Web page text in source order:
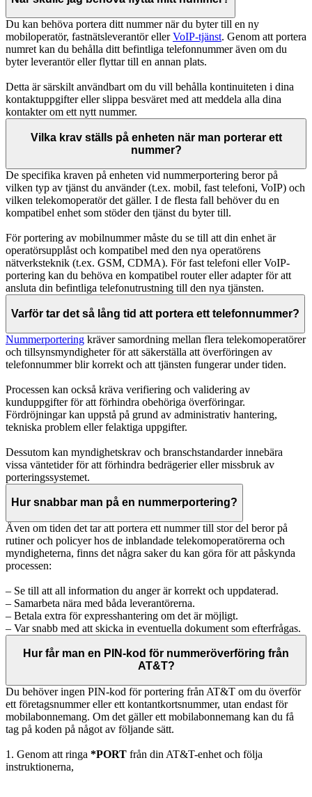
Du kan behöva portera ditt nummer när du byter till en ny
mobiloperatör, fastnätsleverantör ellerVoIP-tjänst. Genom att portera
numret kan du behålla ditt befintliga telefonnummer även om du
byter leverantör eller flyttar till en annan plats.
Detta är särskilt användbart om du vill behålla kontinuiteten i dina
kontaktuppgifter eller slippa besväret med att meddela alla dina
kontakter om ett nytt nummer.
Vilka krav ställs på enheten när man porterar ett
nummer?
De specifika kraven på enheten vid nummerportering beror på
vilken typ av tjänst du använder (t.ex. mobil, fast telefoni, VoIP) och
vilken telekomoperatör det gäller. I de flesta fall behöver du en
kompatibel enhet som stöder den tjänst du byter till.
För portering av mobilnummer måste du se till att din enhet är
operatörsupplåst och kompatibel med den nya operatörens
nätverksteknik (t.ex. GSM, CDMA). För fast telefoni eller VoIP-
portering kan du behöva en kompatibel router eller adapter för att
ansluta din befintliga telefonutrustning till den nya tjänsten.
Varför tar det så lång tid att portera ett telefonnummer?
Nummerportering kräver samordning mellan flera telekomoperatörer
och tillsynsmyndigheter för att säkerställa att överföringen av
telefonnummer blir korrekt och att tjänsten fungerar under tiden.
Processen kan också kräva verifiering och validering av
kunduppgifter för att förhindra obehöriga överföringar.
Fördröjningar kan uppstå på grund av administrativ hantering,
tekniska problem eller felaktiga uppgifter.
Dessutom kan myndighetskrav och branschstandarder innebära
vissa väntetider för att förhindra bedrägerier eller missbruk av
porteringssystemet.
Hur snabbar man på en nummerportering?
Även om tiden det tar att portera ett nummer till stor del beror på
rutiner och policyer hos de inblandade telekomoperatörerna och
myndigheterna, finns det några saker du kan göra för att påskynda
processen:
– Se till att all information du anger är korrekt och uppdaterad.
– Samarbeta nära med båda leverantörerna.
– Betala extra för expresshantering om det är möjligt.
– Var snabb med att skicka in eventuella dokument som efterfrågas.
Hur får man en PIN-kod för nummeröverföring från
AT&T?
Du behöver ingen PIN-kod för portering från AT&T om du överför
ett företagsnummer eller ett kontantkortsnummer, utan endast för
mobilabonnemang. Om det gäller ett mobilabonnemang kan du få
tag på koden på något av följande sätt.
1. Genom att ringa *PORT från din AT&T-enhet och följa
instruktionerna,